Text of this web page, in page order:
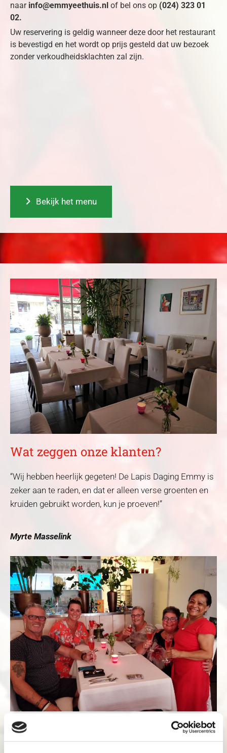
naar info@emmyeethuis.nl of bel ons op (024) 323 01
02.
Uw reservering is geldig wanneer deze door het restaurant
is bevestigd en het wordt op prijs gesteld dat uw bezoek
zonder verkoudheidsklachten zal zijn.
Bekijk het menu
Wat zeggen onze klanten?
“Wij hebben heerlijk gegeten! De Lapis Daging Emmy is
zeker aan te raden, en dat er alleen verse groenten en
kruiden gebruikt worden, kun je proeven!”
Myrte Masselink
“Heerlijk en vers eten, vrolijke bediening en een super
kokkin.”